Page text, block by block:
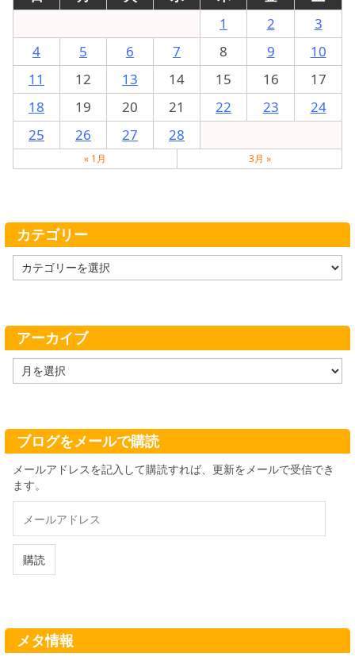
1
2
3
4
5 6 7 8 9
10
11
12 13 14 15 16
17
18
19 20 21 22 23
24
25
26 27 28
« 1月 3月 »
カテゴリー
テ
ー
アーカイブ
ー
ブ
ブログをメールで購読
メールアドレスを記入して購読すれば、更新をメールで受信でき
ます。
ル
ド
購読
メタ情報